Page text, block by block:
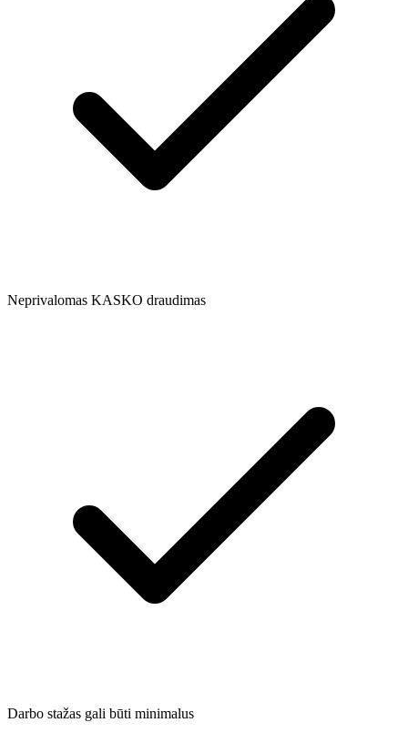
Neprivalomas KASKO draudimas
Darbo stažas gali būti minimalus